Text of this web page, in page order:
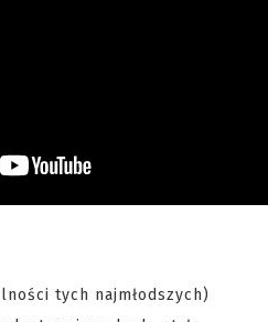
tych najmłodszych)